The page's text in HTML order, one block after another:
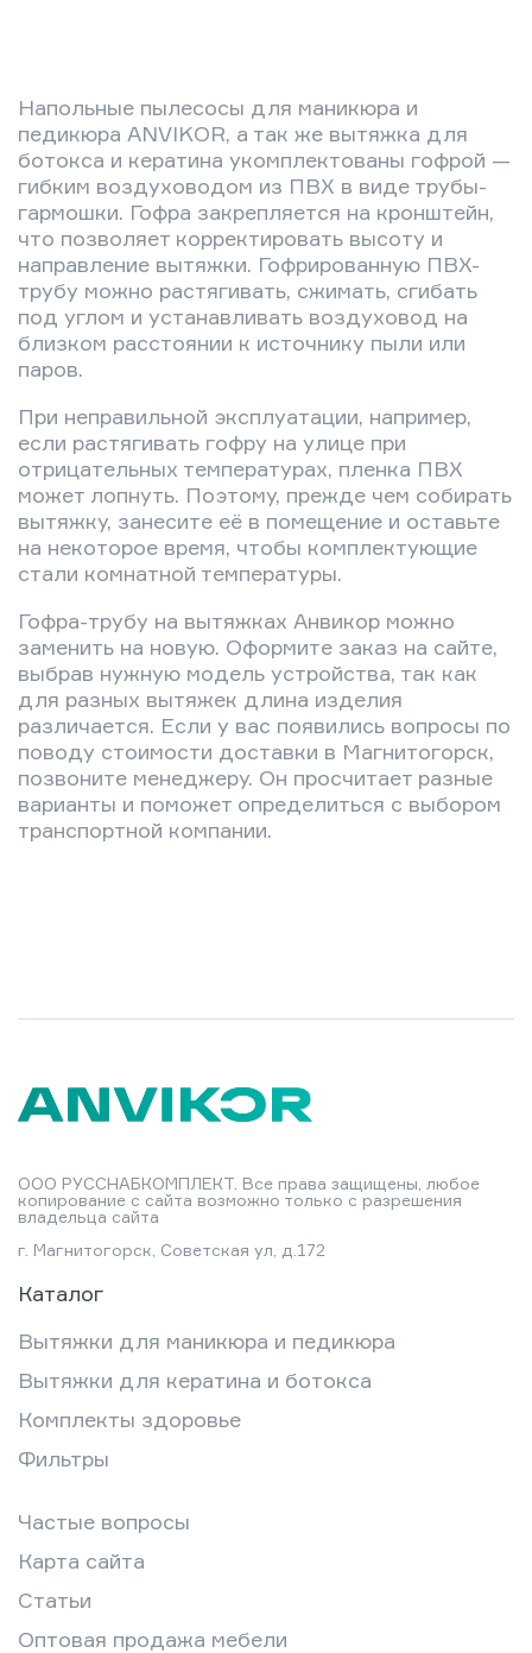
Напольные пылесосы для маникюра и
педикюра ANVIKOR, а так же вытяжка для
ботокса и кератина укомплектованы гофрой —
гибким воздуховодом из ПВХ в виде трубы-
гармошки. Гофра закрепляется на кронштейн,
что позволяет корректировать высоту и
направление вытяжки. Гофрированную ПВХ-
трубу можно растягивать, сжимать, сгибать
под углом и устанавливать воздуховод на
близком расстоянии к источнику пыли или
паров.
При неправильной эксплуатации, например,
если растягивать гофру на улице при
отрицательных температурах, пленка ПВХ
может лопнуть. Поэтому, прежде чем собирать
вытяжку, занесите её в помещение и оставьте
на некоторое время, чтобы комплектующие
стали комнатной температуры.
Гофра-трубу на вытяжках Анвикор можно
заменить на новую. Оформите заказ на сайте,
выбрав нужную модель устройства, так как
для разных вытяжек длина изделия
различается. Если у вас появились вопросы по
поводу стоимости доставки в Магнитогорск,
позвоните менеджеру. Он просчитает разные
варианты и поможет определиться с выбором
транспортной компании.
ООО РУССНАБКОМПЛЕКТ. Все права защищены, любое
копирование с сайта возможно только с разрешения
владельца сайта
г. Магнитогорск, Советская ул, д.172
Каталог
Вытяжки для маникюра и педикюра
Вытяжки для кератина и ботокса
Комплекты здоровье
Фильтры
Частые вопросы
Карта сайта
Статьи
Оптовая продажа мебели